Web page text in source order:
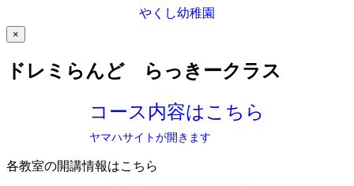
やくし幼稚園
×
ドレミらんど らっきークラス
コース内容はこちら
ヤマハサイトが開きます
各教室の開講情報はこちら